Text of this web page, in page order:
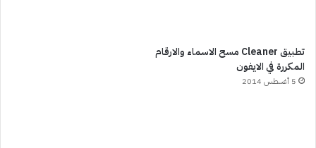
تطبيق Cleaner مسح الاسماء والارقام
المكررة في الايفون
5 أغسطس 2014